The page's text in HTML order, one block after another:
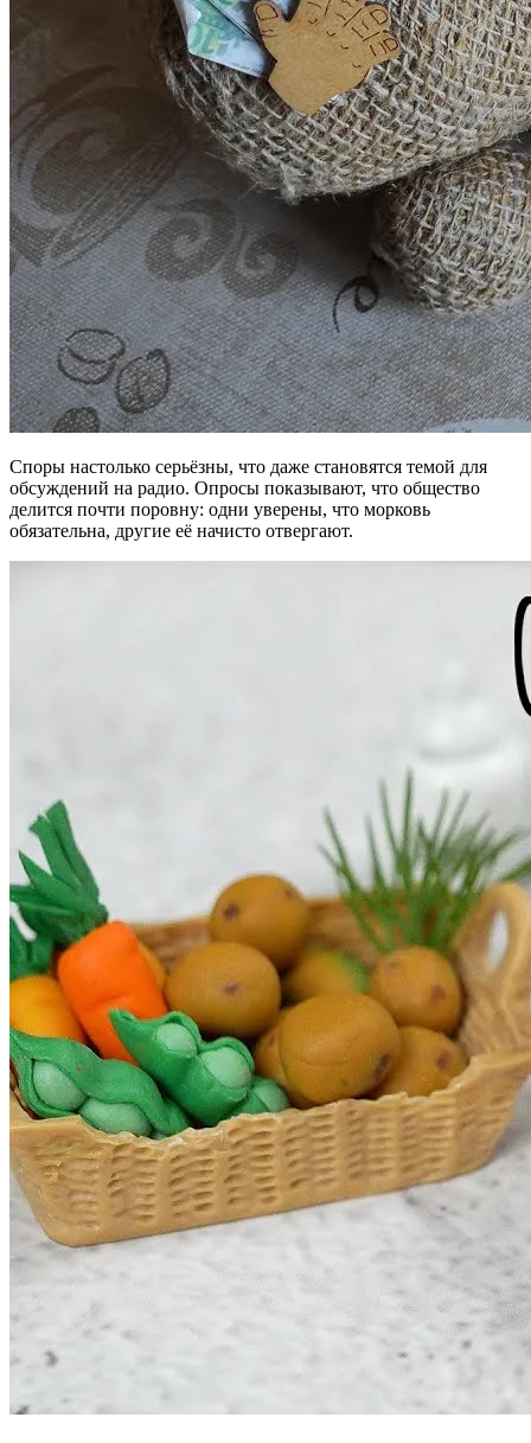
Споры настолько серьёзны, что даже становятся темой для
обсуждений на радио. Опросы показывают, что общество
делится почти поровну: одни уверены, что морковь
обязательна, другие её начисто отвергают.